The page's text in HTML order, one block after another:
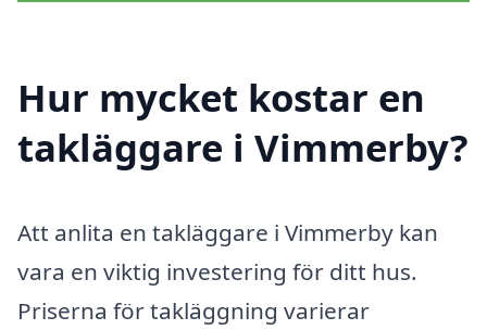
Hur mycket kostar en
takläggare i Vimmerby?
Att anlita en takläggare i Vimmerby kan
vara en viktig investering för ditt hus.
Priserna för takläggning varierar